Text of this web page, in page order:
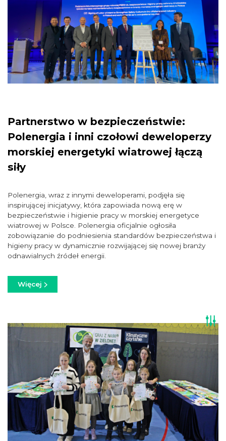
Partnerstwo w bezpieczeństwie:
Polenergia i inni czołowi deweloperzy
morskiej energetyki wiatrowej łączą
siły
Polenergia, wraz z innymi deweloperami, podjęła się
inspirującej inicjatywy, która zapowiada nową erę w
bezpieczeństwie i higienie pracy w morskiej energetyce
wiatrowej w Polsce. Polenergia oficjalnie ogłosiła
zobowiązanie do podniesienia standardów bezpieczeństwa i
higieny pracy w dynamicznie rozwijającej się nowej branży
odnawialnych źródeł energii.
Więcej